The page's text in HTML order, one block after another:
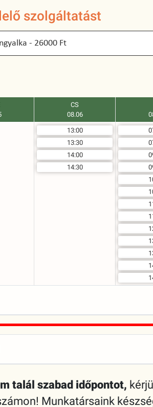
szolgáltatást
CS
08.06
13:00
13:30
14:00
14:30
talál szabad időpontot,
Munkatársaink